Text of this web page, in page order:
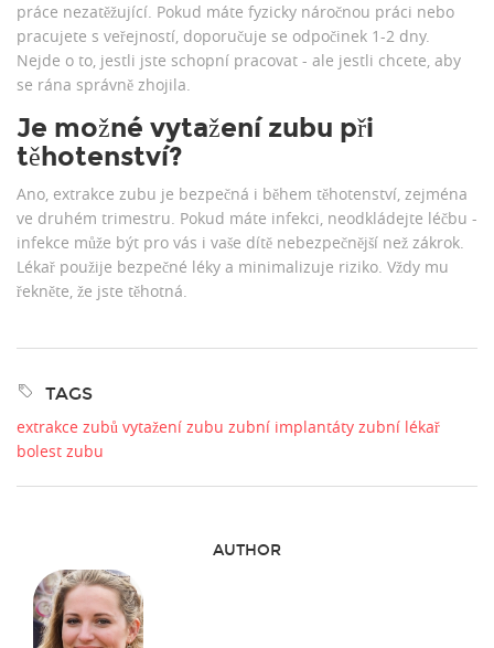
práce nezatěžující. Pokud máte fyzicky náročnou práci nebo
pracujete s veřejností, doporučuje se odpočinek 1-2 dny.
Nejde o to, jestli jste schopní pracovat - ale jestli chcete, aby
se rána správně zhojila.
Je možné vytažení zubu při
těhotenství?
Ano, extrakce zubu je bezpečná i během těhotenství, zejména
ve druhém trimestru. Pokud máte infekci, neodkládejte léčbu -
infekce může být pro vás i vaše dítě nebezpečnější než zákrok.
Lékař použije bezpečné léky a minimalizuje riziko. Vždy mu
řekněte, že jste těhotná.
TAGS
extrakce zubů vytažení zubu zubní implantáty zubní lékař
bolest zubu
AUTHOR